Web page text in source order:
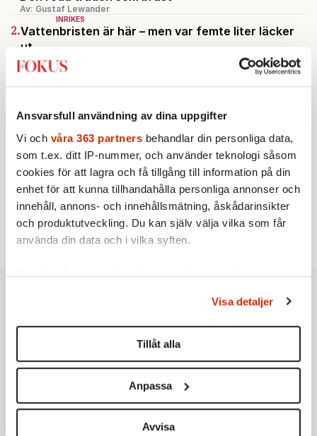
Ansvarsfull användning av dina uppgifter
Vi och våra 363 partners behandlar din personliga data,
som t.ex. ditt IP-nummer, och använder teknologi såsom
cookies för att lagra och få tillgång till information på din
enhet för att kunna tillhandahålla personliga annonser och
innehåll, annons- och innehållsmätning, åskådarinsikter
och produktutveckling. Du kan själv välja vilka som får
använda din data och i vilka syften.
Ta reda på mer om hur dina personliga uppgifter
Du kan ändra eller dra tillbaka ditt samtycke när som
helst från cookie-förklaringen.
Vi använder enhetsidentifierare för att anpassa innehållet
för sociala medier och analysera vår trafik. Vi
vidarebefordrar även sådana identifierare och annan
information från din enhet till de sociala medier och
Visa detaljer
Tillåt alla
Anpassa
Avvisa
Av: Gustaf Lewander
INRIKES
2.Vattenbristen är här – men var femte liter läcker
ut
Av: Susanne Gäre
KRÖNIKA
4.Nina Lekander:På ”Kommunisthögskolan” drömde
alla om att vara arbetarklass
5.Bitte Assarmo: Sagan om den lågbegåvade
ursprungsbefolkningen i Filipstad
KRÖNIKA
6.Sakine Madon: Efter islamistdådet oroar sig
vänstern för Agnes Wold